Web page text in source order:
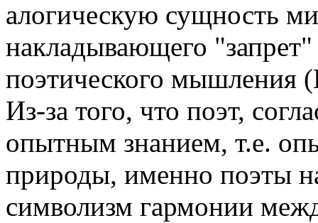
алогическую сущность
накладывающего
поэтического мышления
Из-за того, что поэт,
опытным знанием, т.е.
природы, именно поэты
символизм гармонии